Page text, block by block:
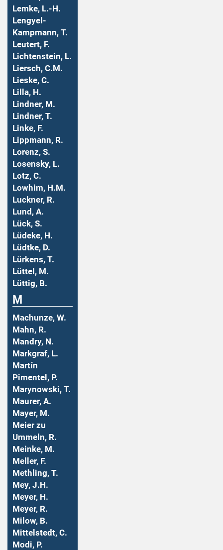
Lemke, L.-H.
Lengyel-
Kampmann, T.
Leutert, F.
Lichtenstein, L.
Liersch, C.M.
Lieske, C.
Lilla, H.
Lindner, M.
Lindner, T.
Linke, F.
Lippmann, R.
Lorenz, S.
Losensky, L.
Lotz, C.
Lowhim, H.M.
Luckner, R.
Lund, A.
Lück, S.
Lüdeke, H.
Lüdtke, D.
Lürkens, T.
Lüttel, M.
Lüttig, B.
M
Machunze, W.
Mahn, R.
Mandry, N.
Markgraf, L.
Martín
Pimentel, P.
Marynowski, T.
Maurer, A.
Mayer, M.
Meier zu
Ummeln, R.
Meinke, M.
Meller, F.
Methling, T.
Mey, J.H.
Meyer, H.
Meyer, R.
Milow, B.
Mittelstedt, C.
Modi, P.